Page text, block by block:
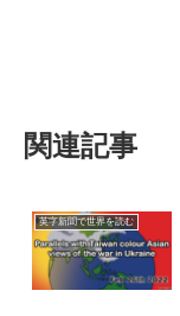
関連記事
英字新聞で世界を読む